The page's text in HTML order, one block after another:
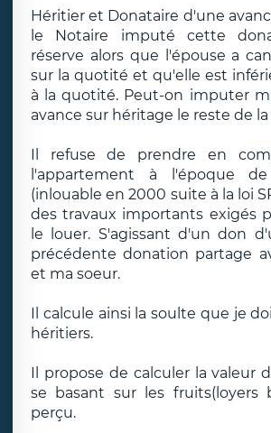
Héritier et Donataire d'une
le Notaire imputé cette
réserve alors que l'épouse a
sur la quotité et qu'elle est
à la quotité. Peut-on imputer
avance sur héritage le reste de
Il refuse de prendre en
l'appartement à l'époque
(inlouable en 2000 suite à la loi
des travaux importants exigés
le louer. S'agissant d'un don
précédente donation partage
et ma soeur.
Il calcule ainsi la soulte que je
héritiers.
Il propose de calculer la valeur
se basant sur les fruits(loyers
perçu.